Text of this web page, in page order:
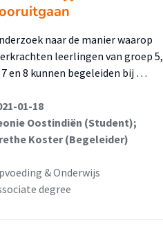
naar de manier waarop
leerlingen van groep 5,
7 en 8 kunnen begeleiden bij …
01-18
Oostindiën (Student);
Koster (Begeleider)
& Onderwijs
degree